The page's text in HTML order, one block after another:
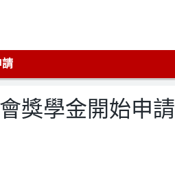
請
獎學金開始申請